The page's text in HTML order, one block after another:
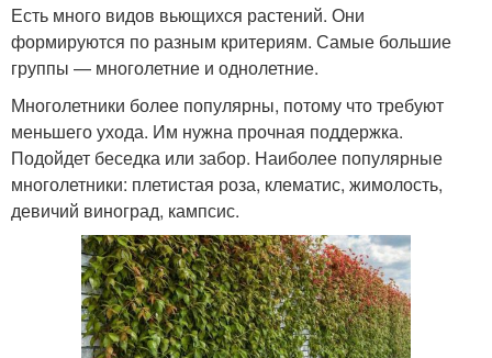
Есть много видов вьющихся растений. Они
формируются по разным критериям. Самые большие
группы — многолетние и однолетние.
Многолетники более популярны, потому что требуют
меньшего ухода. Им нужна прочная поддержка.
Подойдет беседка или забор. Наиболее популярные
многолетники: плетистая роза, клематис, жимолость,
девичий виноград, кампсис.